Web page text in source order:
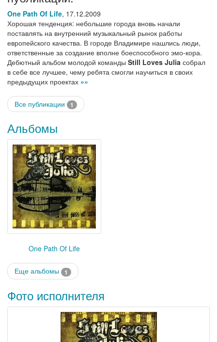
One Path Of Life, 17.12.2009
Хорошая тенденция: небольшие города вновь начали
поставлять на внутренний музыкальный рынок работы
европейского качества. В городе Владимире нашлись люди,
ответственные за создание вполне боеспособного эмо-кора.
Дебютный альбом молодой команды Still Loves Julia собрал
в себе все лучшее, чему ребята смогли научиться в своих
предыдущих проектах »»
Все публикации 1
Альбомы
One Path Of Life
Еще альбомы 1
Фото исполнителя